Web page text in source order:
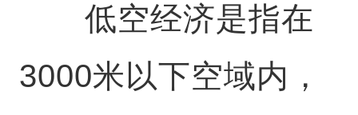
低空经济是指在
3000米以下空域内，